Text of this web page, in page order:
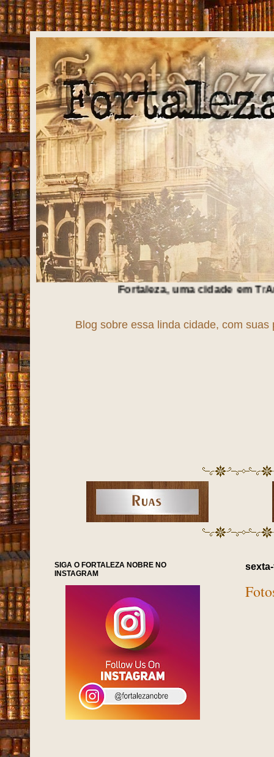
Fortaleza, uma cidade emTrAnSfOrMaÇãO
Blog sobre essa linda cidade, com
SIGA O FORTALEZA NOBRE NO
INSTAGRAM